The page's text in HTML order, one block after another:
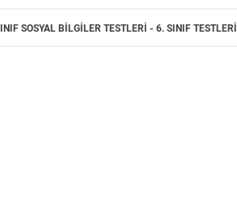
SOSYAL BILGILER TESTLERI 6. SINIF TESTLERI